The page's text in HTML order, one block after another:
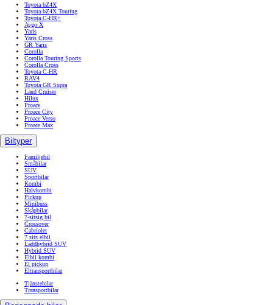
Toyota bZ4X
Toyota bZ4X Touring
Toyota C-HR+
Aygo X
Yaris
Yaris Cross
GR Yaris
Corolla
Corolla Touring Sports
Corolla Cross
Toyota C-HR
RAV4
Toyota GR Supra
Land Cruiser
Hilux
Proace
Proace City
Proace Verso
Proace Max
Biltyper
Familjebil
Småbilar
SUV
Sportbilar
Kombi
Halvkombi
Pickup
Minibuss
Skåpbilar
7-sitsig bil
Crossover
Cabriolet
7 sits elbil
Laddhybrid SUV
Hybrid SUV
Elbil kombi
El pickup
Eltransportbilar
Tjänstebilar
Transportbilar